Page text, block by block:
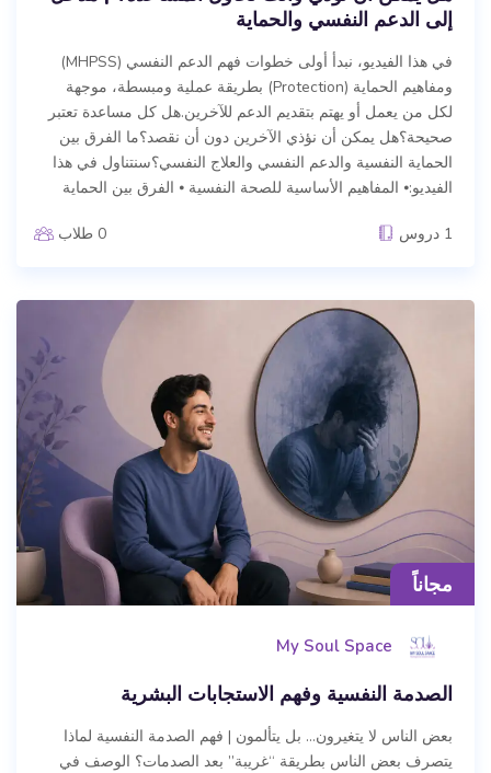
إلى الدعم النفسي والحماية
في هذا الفيديو، نبدأ أولى خطوات فهم الدعم النفسي (MHPSS)
ومفاهيم الحماية (Protection) بطريقة عملية ومبسطة، موجهة
لكل من يعمل أو يهتم بتقديم الدعم للآخرين.هل كل مساعدة تعتبر
صحيحة؟هل يمكن أن نؤذي الآخرين دون أن نقصد؟ما الفرق بين
الحماية النفسية والدعم النفسي والعلاج النفسي؟سنتناول في هذا
الفيديو:⦁ المفاهيم الأساسية للصحة النفسية ⦁ الفرق بين الحماية
1 دروس 0 طلاب
مجاناً
My Soul Space
الصدمة النفسية وفهم الاستجابات البشرية
بعض الناس لا يتغيرون… بل يتألمون | فهم الصدمة النفسية لماذا
يتصرف بعض الناس بطريقة “غريبة” بعد الصدمات؟ الوصف في